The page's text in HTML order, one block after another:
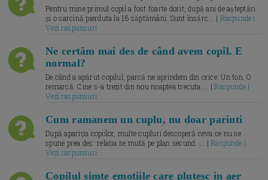
Pentru mine primul copil a fost foarte dorit, după ani de așteptări
și o sarcină pierduta la 16 săptămâni. Sunt însărc... | Raspunde |
Vezi raspunsuri
Ne certăm mai des de când avem copil. E
normal?
De când a apărut copilul, parcă ne aprindem din orice. Un ton. O
remarcă. Cine s-a trezit din nou noaptea trecuta.... |Raspunde |
Vezi raspunsuri
Cum ramanem un cuplu, nu doar parinti
După apariția copiilor, multe cupluri descoperă ceva ce nu se
spune prea des: relația se mută pe plan secund. ... |Raspunde |
Vezi raspunsuri
Copilul simte emotiile care plutesc in aer